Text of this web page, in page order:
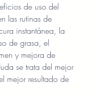
de uso del
las rutinas de
instantánea, la
de grasa, el
y mejora de
se trata del mejor
mejor resultado de